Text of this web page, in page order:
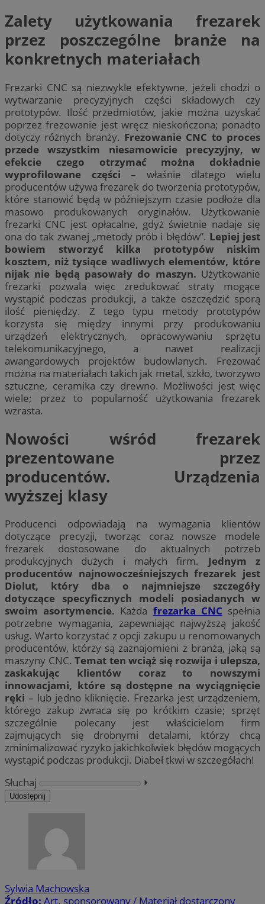
Zalety użytkowania frezarek
przez poszczególne branże na
konkretnych materiałach
Frezarki CNC są niezwykle efektywne, jeżeli chodzi o
wytwarzanie precyzyjnych części składowych czy
prototypów. Ilość przedmiotów, jakie można uzyskać
poprzez frezowanie jest wręcz nieskończona; ponadto
dotyczy różnych branży. Frezowanie CNC to proces
przede wszystkim niesamowicie precyzyjny, w
efekcie czego otrzymać można dokładnie
wyprofilowane części – właśnie dlatego wielu
producentów używa frezarek do tworzenia prototypów,
które stanowić będą w późniejszym czasie podłoże dla
masowo produkowanych oryginałów. Użytkowanie
frezarki CNC jest opłacalne, gdyż świetnie nadaje się
ona do tak zwanej „metody prób i błędów”. Lepiej jest
bowiem stworzyć kilka prototypów niskim
kosztem, niż tysiące wadliwych elementów, które
nijak nie będą pasowały do maszyn. Użytkowanie
frezarki pozwala więc zredukować straty mogące
wystąpić podczas produkcji, a także oszczędzić sporą
ilość pieniędzy. Z tego typu metody prototypów
korzysta się między innymi przy produkowaniu
urządzeń elektrycznych, opracowywaniu sprzętu
telekomunikacyjnego, a nawet realizacji
awangardowych projektów budowlanych. Frezować
można na materiałach takich jak metal, szkło, tworzywo
sztuczne, ceramika czy drewno. Możliwości jest więc
wiele; przez to popularność użytkowania frezarek
wzrasta.
Nowości wśród frezarek
prezentowane przez
producentów. Urządzenia
wyższej klasy
Producenci odpowiadają na wymagania klientów
dotyczące precyzji, tworząc coraz nowsze modele
frezarek dostosowane do aktualnych potrzeb
produkcyjnych dużych i małych firm. Jednym z
producentów najnowocześniejszych frezarek jest
Diolut, który dba o najmniejsze szczegóły
dotyczące specyficznych modeli posiadanych w
swoim asortymencie. Każda frezarka CNC spełnia
potrzebne wymagania, zapewniając najwyższą jakość
usług. Warto korzystać z opcji zakupu u renomowanych
producentów, którzy są zaznajomieni z branżą, jaką są
maszyny CNC. Temat ten wciąż się rozwija i ulepsza,
zaskakując klientów coraz to nowszymi
innowacjami, które są dostępne na wyciągnięcie
ręki – lub jedno kliknięcie. Frezarka jest urządzeniem,
którego zakup zwraca się po krótkim czasie; sprzęt
szczególnie polecany jest właścicielom firm
zajmujących się drobnymi detalami, którzy chcą
zminimalizować ryzyko jakichkolwiek błędów mogących
wystąpić podczas produkcji. Diabeł tkwi w szczegółach!
Słuchaj
⏵︎
Udostępnij
Sylwia Machowska
Źródło: Art. sponsorowany / Materiał dostarczony